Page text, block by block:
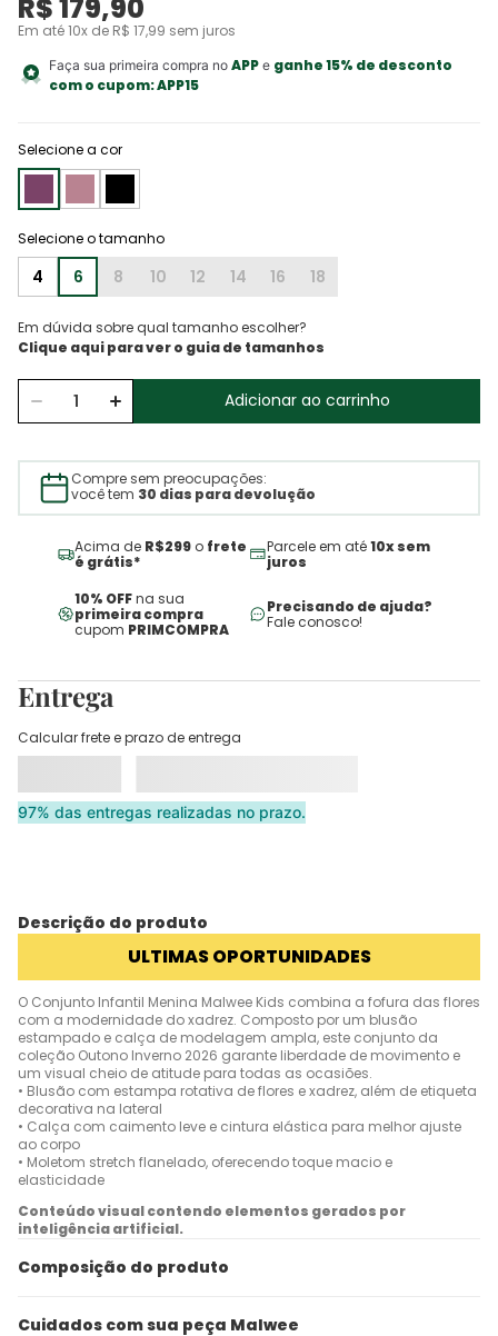
R$179,90
Em até10x de R$ 17,99 sem juros
Faça sua primeira compra no APPe ganhe 15% de desconto
com o cupom:APP15
Selecione a cor
4 6 8 10 12 14 16 18
Em dúvida sobre qual tamanho escolher?
Adicionar ao carrinho
Compre sem preocupações:
você tem 30 dias para devolução
Acima de R$299 o frete
é grátis*
Parcele em até10x sem
juros
10% OFFna sua
primeira compra
cupom PRIMCOMPRA
Precisando de ajuda?
Fale conosco!
Entrega
Calcular frete e prazo de entrega
97% das entregas realizadas no prazo.
Descrição do produto
ULTIMAS OPORTUNIDADES
O Conjunto Infantil Menina Malwee Kids combina a fofura das flores
com a modernidade do xadrez. Composto por um blusão
estampado e calça de modelagem ampla, este conjunto da
coleção Outono Inverno 2026 garante liberdade de movimento e
um visual cheio de atitude para todas as ocasiões.
• Blusão com estampa rotativa de flores e xadrez, além de etiqueta
decorativa na lateral
• Calça com caimento leve e cintura elástica para melhor ajuste
ao corpo
• Moletom stretch flanelado, oferecendo toque macio e
elasticidade
Conteúdo visual contendo elementos gerados por
inteligência artificial.
Composição do produto
Cuidados com sua peça Malwee